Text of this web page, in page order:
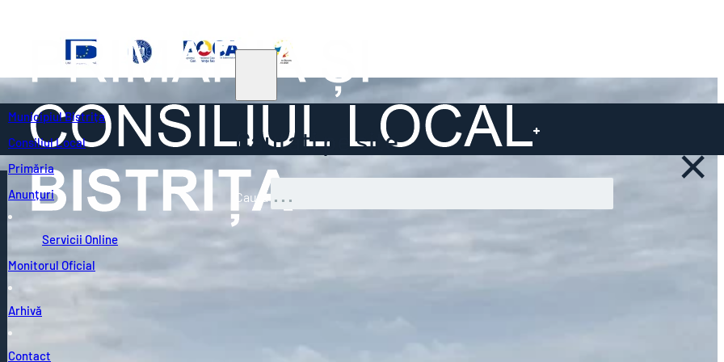
Municipiul Bistrița
Consiliul Local
Primăria
Anunțuri
Servicii Online
Monitorul Oficial
Arhivă
Contact
Căutați pe site ...
Caută
×